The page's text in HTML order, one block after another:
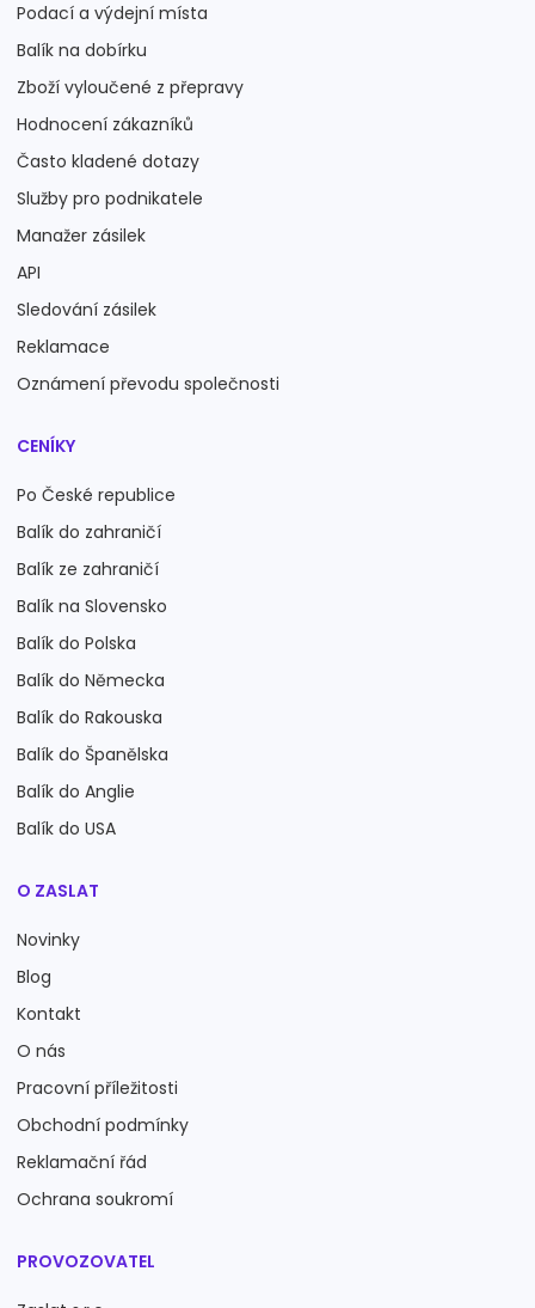
Podací a výdejní místa
Balík na dobírku
Zboží vyloučené z přepravy
Hodnocení zákazníků
Často kladené dotazy
Služby pro podnikatele
Manažer zásilek
API
Sledování zásilek
Reklamace
Oznámení převodu společnosti
CENÍKY
Po České republice
Balík do zahraničí
Balík ze zahraničí
Balík na Slovensko
Balík do Polska
Balík do Německa
Balík do Rakouska
Balík do Španělska
Balík do Anglie
Balík do USA
O ZASLAT
Novinky
Blog
Kontakt
O nás
Pracovní příležitosti
Obchodní podmínky
Reklamační řád
Ochrana soukromí
PROVOZOVATEL